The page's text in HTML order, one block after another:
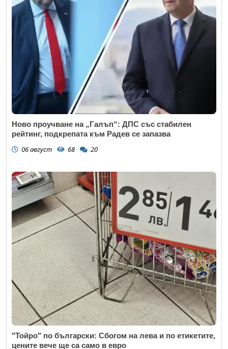
Ново проучване на „Галъп“: ДПС със стабилен
рейтинг, подкрепата към Радев се запазва
06 август 68 20
"Тойро" по български: Сбогом на лева и по етикетите,
цените вече ще са само в евро